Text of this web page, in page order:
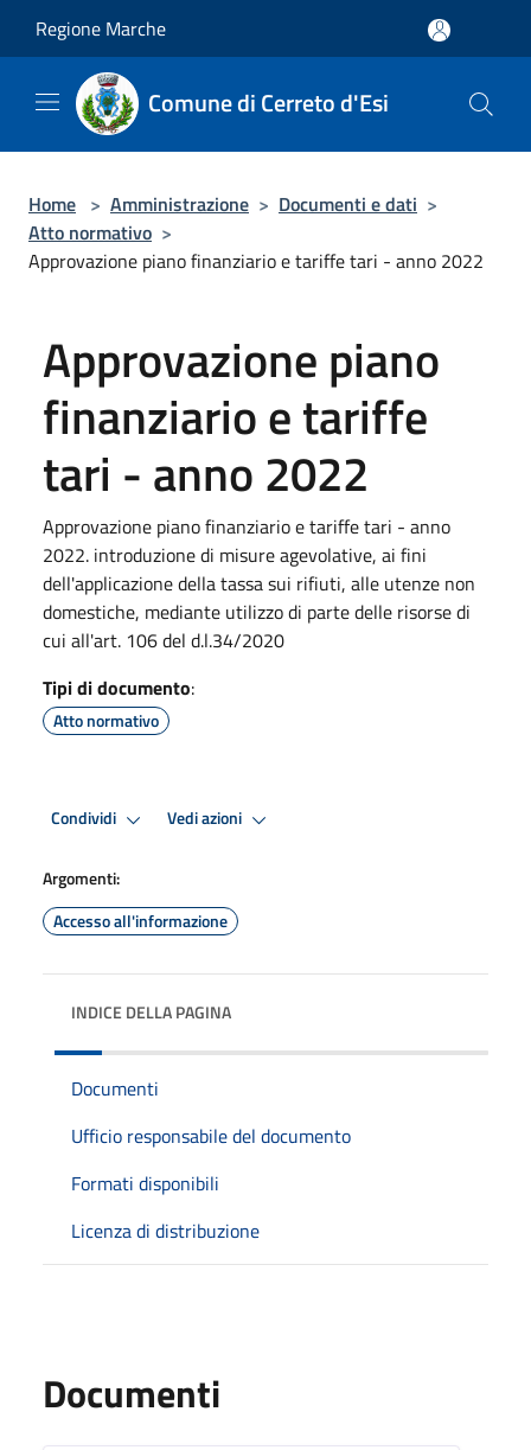
Regione Marche
Comune di Cerreto d'Esi
Home > Amministrazione > Documenti e dati >
Atto normativo >
Approvazione piano finanziario e tariffe tari - anno 2022
Approvazione piano
finanziario e tariffe
tari - anno 2022
Approvazione piano finanziario e tariffe tari - anno
2022. introduzione di misure agevolative, ai fini
dell'applicazione della tassa sui rifiuti, alle utenze non
domestiche, mediante utilizzo di parte delle risorse di
cui all'art. 106 del d.l.34/2020
Tipi di documento:
Atto normativo
Condividi Vedi azioni
Argomenti:
Accesso all'informazione
INDICE DELLA PAGINA
Documenti
Ufficio responsabile del documento
Formati disponibili
Licenza di distribuzione
Documenti